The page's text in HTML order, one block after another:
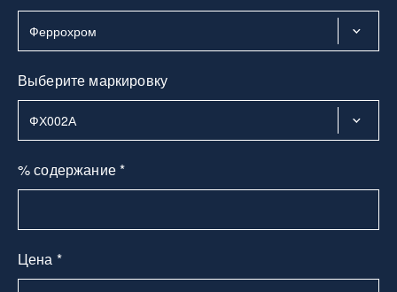
Выберите маркировку
% содержание *
Цена *